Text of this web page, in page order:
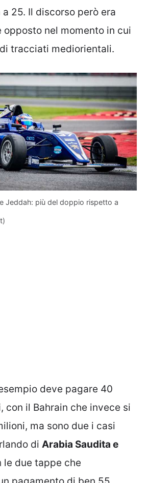
a 25. Il discorso però era
nel momento in cui
tracciati mediorientali.
Jeddah: più del doppio rispetto a
deve pagare 40
con il Bahrain che invece si
ma sono due i casi
di Arabia Saudita e
le due tappe che